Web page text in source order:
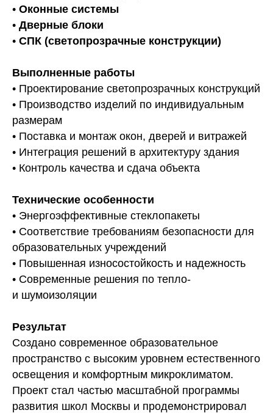
• Оконные системы
• Дверные блоки
• СПК (светопрозрачные конструкции)
Выполненные работы
• Проектирование светопрозрачных конструкций
• Производство изделий по индивидуальным
размерам
• Поставка и монтаж окон, дверей и витражей
• Интеграция решений в архитектуру здания
• Контроль качества и сдача объекта
Технические особенности
• Энергоэффективные стеклопакеты
• Соответствие требованиям безопасности для
образовательных учреждений
• Повышенная износостойкость и надежность
• Современные решения по тепло-
и шумоизоляции
Результат
Создано современное образовательное
пространство с высоким уровнем естественного
освещения и комфортным микроклиматом.
Проект стал частью масштабной программы
развития школ Москвы и продемонстрировал